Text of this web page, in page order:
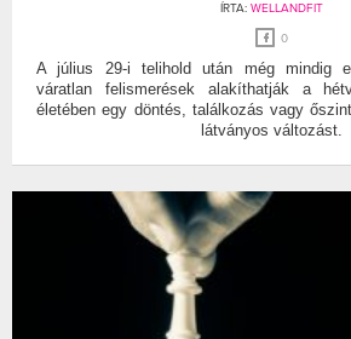
ÍRTA: WELLANDFIT
0
A július 29-i telihold után még mindig
váratlan felismerések alakíthatják a
életében egy döntés, találkozás vagy
látványos változást.